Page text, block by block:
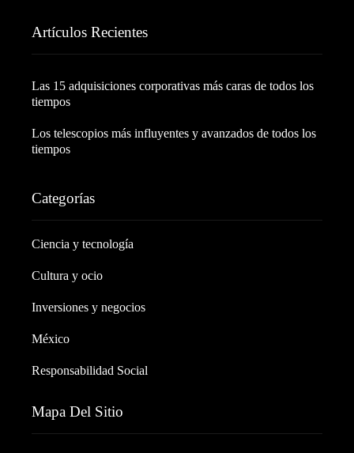
Artículos Recientes
Las 15 adquisiciones corporativas más caras de todos los
tiempos
Los telescopios más influyentes y avanzados de todos los
tiempos
Categorías
Ciencia y tecnología
Cultura y ocio
Inversiones y negocios
México
Responsabilidad Social
Mapa Del Sitio